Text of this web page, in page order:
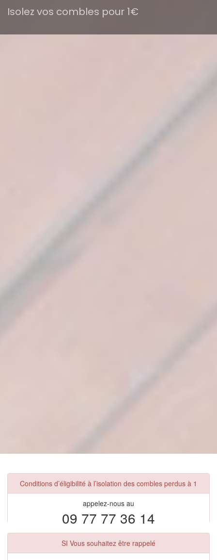
Isolez vos combles pour 1€
Conditions d’éligibilité à l’isolation des combles perdus à 1
appelez-nous au
09 77 77 36 14
SI Vous souhaitez être rappelé